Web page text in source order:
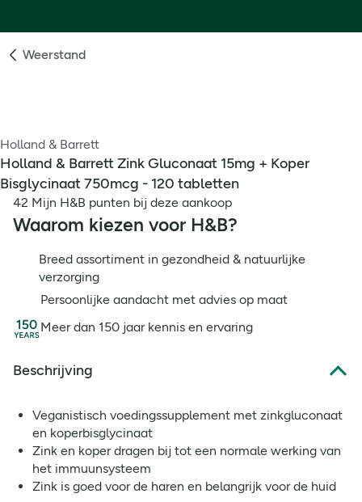
Weerstand
Holland & Barrett
Holland & Barrett Zink Gluconaat 15mg + Koper
Bisglycinaat 750mcg - 120 tabletten
42 Mijn H&B punten bij deze aankoop
Waarom kiezen voor H&B?
Breed assortiment in gezondheid & natuurlijke
verzorging
Persoonlijke aandacht met advies op maat
Meer dan 150 jaar kennis en ervaring
Beschrijving
Veganistisch voedingssupplement met zinkgluconaat
en koperbisglycinaat
Zink en koper dragen bij tot een normale werking van
het immuunsysteem
Zink is goed voor de haren en belangrijk voor de huid